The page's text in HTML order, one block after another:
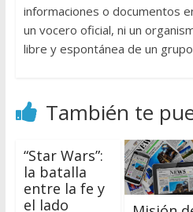
informaciones o documentos
un vocero oficial, ni un
libre y espontánea de un
También te
“Star Wars”:
la batalla
entre la fe y
el lado